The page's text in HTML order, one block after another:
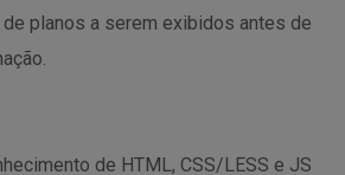
de planos a serem exibidos antes de
de HTML, CSS/LESS e JS